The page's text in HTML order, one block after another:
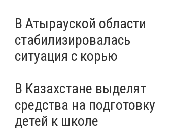
В Атырауской области
стабилизировалась
ситуация с корью
В Казахстане выделят
средства на подготовку
детей к школе